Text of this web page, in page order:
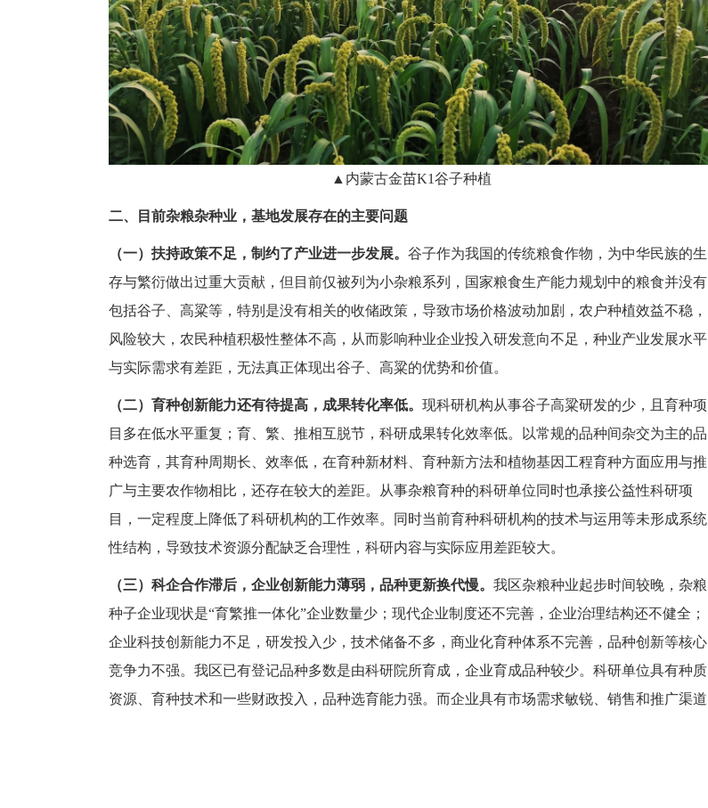
▲内蒙古金苗K1谷子种植
二、目前杂粮杂种业，基地发展存在的主要问题
（一）扶持政策不足，制约了产业进一步发展。 谷子作为我国的传统粮食作物，为中华民族的生
存与繁衍做出过重大贡献，但目前仅被列为小杂粮系列，国家粮食生产能力规划中的粮食并没有
包括谷子、高粱等，特别是没有相关的收储政策，导致市场价格波动加剧，农户种植效益不稳，
风险较大，农民种植积极性整体不高，从而影响种业企业投入研发意向不足，种业产业发展水平
与实际需求有差距，无法真正体现出谷子、高粱的优势和价值。
（二）育种创新能力还有待提高，成果转化率低。 现科研机构从事谷子高粱研发的少，且育种项
目多在低水平重复；育、繁、推相互脱节，科研成果转化效率低。以常规的品种间杂交为主的品
种选育，其育种周期长、效率低，在育种新材料、育种新方法和植物基因工程育种方面应用与推
广与主要农作物相比，还存在较大的差距。从事杂粮育种的科研单位同时也承接公益性科研项
目，一定程度上降低了科研机构的工作效率。同时当前育种科研机构的技术与运用等未形成系统
性结构，导致技术资源分配缺乏合理性，科研内容与实际应用差距较大。
（三）科企合作滞后，企业创新能力薄弱，品种更新换代慢。 我区杂粮种业起步时间较晚，杂粮
种子企业现状是“育繁推一体化”企业数量少；现代企业制度还不完善，企业治理结构还不健全；
企业科技创新能力不足，研发投入少，技术储备不多，商业化育种体系不完善，品种创新等核心
竞争力不强。我区已有登记品种多数是由科研院所育成，企业育成品种较少。科研单位具有种质
资源、育种技术和一些财政投入，品种选育能力强。而企业具有市场需求敏锐、销售和推广渠道